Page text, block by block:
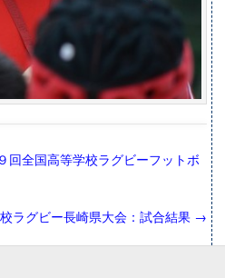
全国高等学校ラグビーフットボ
ラグビー長崎県大会：試合結果 →